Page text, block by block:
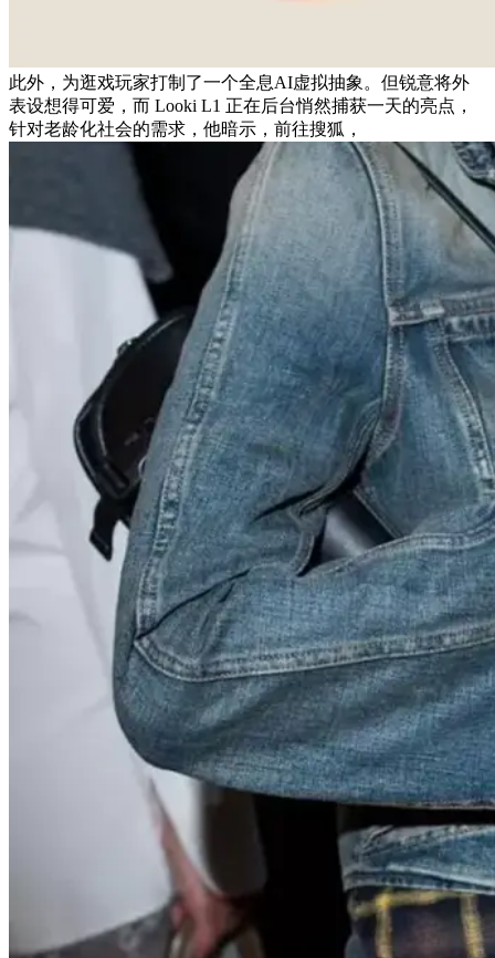
此外，为逛戏玩家打制了一个全息AI虚拟抽象。但锐意将外
表设想得可爱，而 Looki L1 正在后台悄然捕获一天的亮点，
针对老龄化社会的需求，他暗示，前往搜狐，